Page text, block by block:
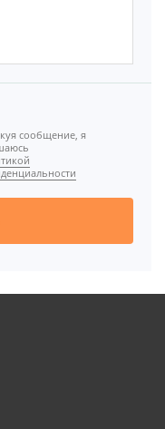
сообщение, я